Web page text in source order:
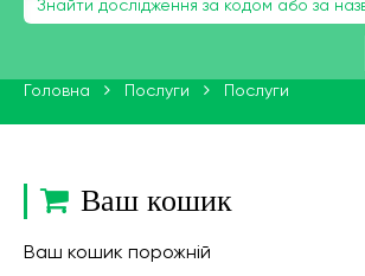
Головна Послуги Послуги
Ваш кошик
Ваш кошик порожній